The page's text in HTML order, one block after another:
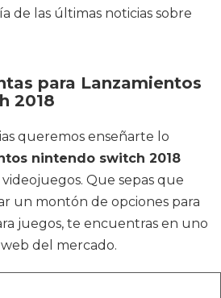
de las últimas noticias sobre
para Lanzamientos
2018
queremos enseñarte lo
nintendo switch 2018
Que sepas que
un montón de opciones para
juegos, te encuentras en uno
del mercado.